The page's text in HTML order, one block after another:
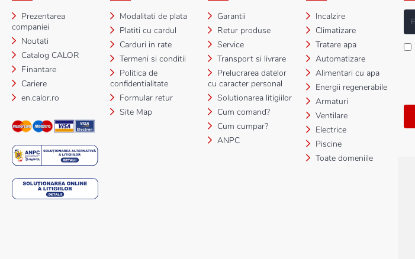
Prezentarea
companiei
Noutati
Catalog CALOR
Finantare
Cariere
en.calor.ro
Modalitati de plata
Platiti cu cardul
Carduri in rate
Termeni si conditii
Politica de
confidentialitate
Formular retur
Site Map
Garantii
Retur produse
Service
Transport si livrare
Prelucrarea datelor
cu caracter personal
Solutionarea litigiilor
Cum comand?
Cum cumpar?
ANPC
Incalzire
Climatizare
Tratare apa
Automatizare
Alimentari cu apa
Energii regenerabile
Armaturi
Ventilare
Electrice
Piscine
Toate domeniile